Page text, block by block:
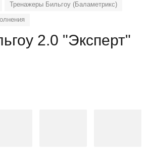
Тренажеры Бильгоу (Баламетрикс)
2.0 "Эксперт"